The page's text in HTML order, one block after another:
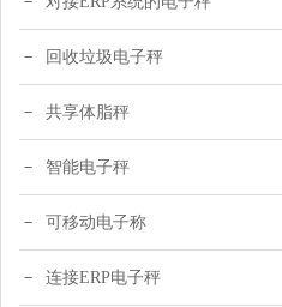
回收垃圾电子秤
共享体脂秤
智能电子秤
可移动电子称
连接ERP电子秤